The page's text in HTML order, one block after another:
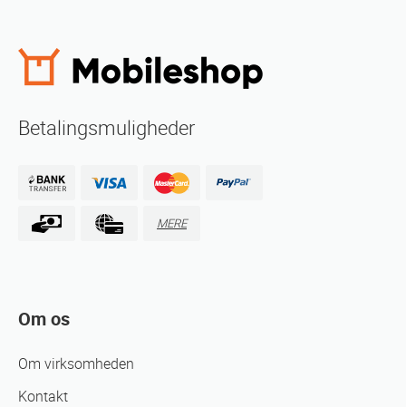
Betalingsmuligheder
MERE
Om os
Om virksomheden
Kontakt